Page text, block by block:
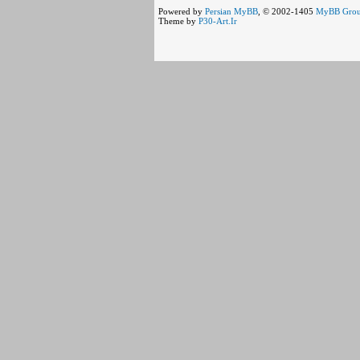
Powered by Persian MyBB , © 2002-1405 MyBB
Theme by P30-Art.Ir